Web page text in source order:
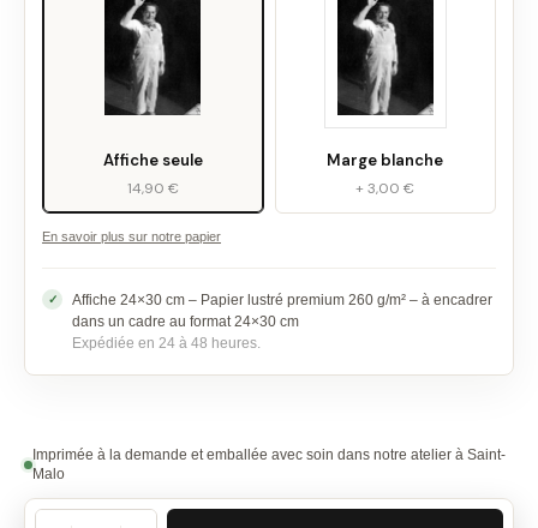
Affiche seule
14,90 €
Marge blanche
+ 3,00 €
En savoir plus sur notre papier
Affiche 24×30 cm – Papier lustré premium 260 g/m² – à encadrer
dans un cadre au format 24×30 cm
Expédiée en 24 à 48 heures.
Imprimée à la demande et emballée avec soin dans notre atelier à Saint-
Malo